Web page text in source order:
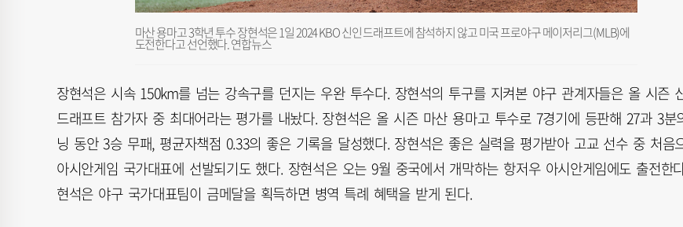
마산 용마고 3학년 투수 장현석은 1일 2024 KBO 신인 드래프트에 참석하지 않고 미국 프로야구 메이저리그(MLB)에
도전한다고 선언했다. 연합뉴스
장현석은 시속 150km를 넘는 강속구를 던지는 우완 투수다. 장현석의 투구를 지켜본 야구 관계자들은 올 시즌
드래프트 참가자 중 최대어라는 평가를 내놨다. 장현석은 올 시즌 마산 용마고 투수로 7경기에 등판해 27과 3분
닝 동안 3승 무패, 평균자책점 0.33의 좋은 기록을 달성했다. 장현석은 좋은 실력을 평가받아 고교 선수 중 처음
아시안게임 국가대표에 선발되기도 했다. 장현석은 오는 9월 중국에서 개막하는 항저우 아시안게임에도 출전한
현석은 야구 국가대표팀이 금메달을 획득하면 병역 특례 혜택을 받게 된다.